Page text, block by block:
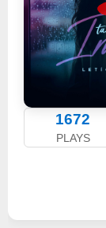
1672
PLAYS